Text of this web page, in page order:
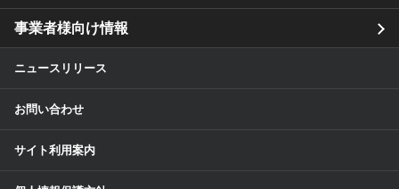
事業者様向け情報
ニュースリリース
お問い合わせ
サイト利用案内